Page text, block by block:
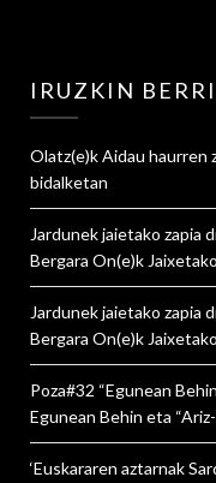
IRUZKIN
Olatz(e)kAidau haurren
bidalketan
Jardunek jaietako zapia
Bergara On(e)k
Jardunek jaietako zapia
Bergara On(e)k
Poza#32 “Egunean
Egunean Behin eta
‘Euskararen aztarnak